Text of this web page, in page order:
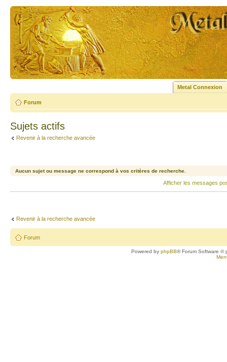
Metal Connexion
Forum
Sujets actifs
Revenir à la recherche avancée
Aucun sujet ou message ne correspond à vos critères de recherche.
Afficher les messages
Revenir à la recherche avancée
Forum
Powered byphpBB® Forum Software ©